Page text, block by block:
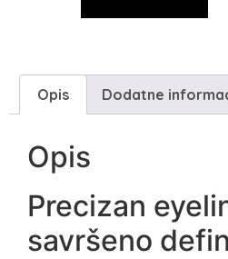
Opis Dodatne
Opis
Precizan
savršeno